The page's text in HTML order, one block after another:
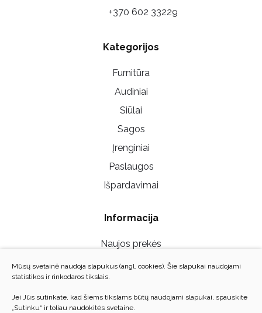
+370 602 33229
Kategorijos
Furnitūra
Audiniai
Siūlai
Sagos
Įrenginiai
Paslaugos
Išpardavimai
Informacija
Naujos prekės
Mūsų parduotuvės
Susisiekite su mumis
Privatumo politika
Mūsų svetainė naudoja slapukus (angl. cookies). Šie slapukai naudojami
statistikos ir rinkodaros tikslais.
Jei Jūs sutinkate, kad šiems tikslams būtų naudojami slapukai, spauskite
„Sutinku“ ir toliau naudokitės svetaine.